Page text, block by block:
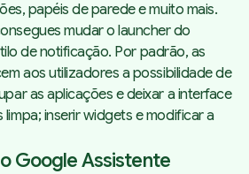
papéis de parede e muito mais.
mudar olauncherdo
de notificação. Por padrão, as
aos utilizadores a possibilidade de
as aplicações e deixar a interface
limpa; inserir widgets e modificar a
Google Assistente